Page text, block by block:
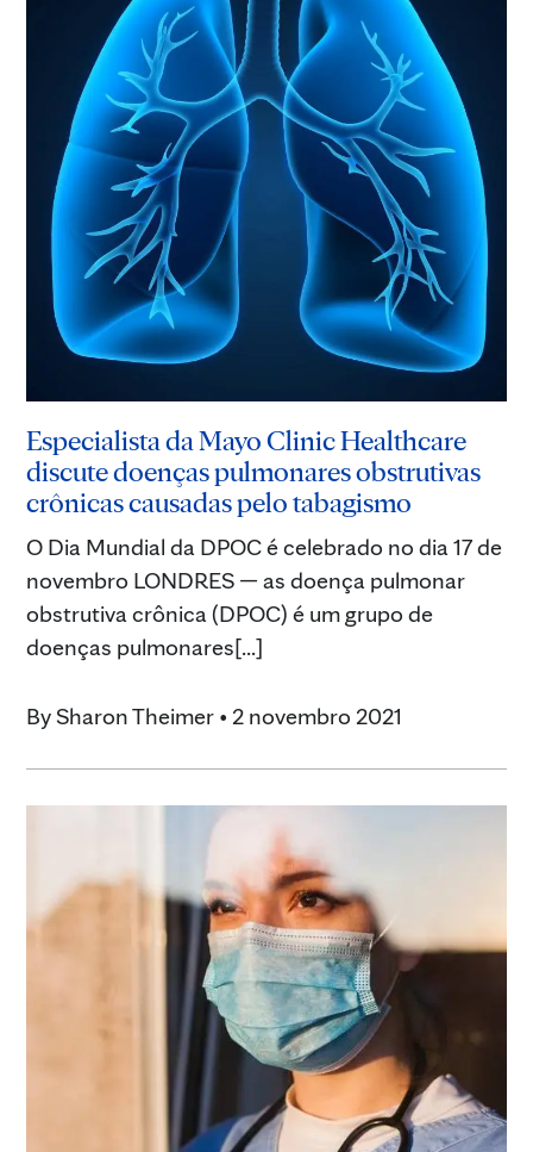
Especialista da Mayo Clinic Healthcare
discute doenças pulmonares obstrutivas
crônicas causadas pelo tabagismo
O Dia Mundial da DPOC é celebrado no dia 17 de
novembro LONDRES — as doença pulmonar
obstrutiva crônica (DPOC) é um grupo de
doenças pulmonares[...]
By Sharon Theimer • 2 novembro 2021